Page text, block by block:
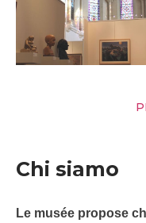
Chi siamo
Le musée propose